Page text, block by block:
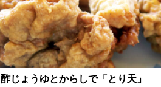
酢じょうゆとからしで「とり天」